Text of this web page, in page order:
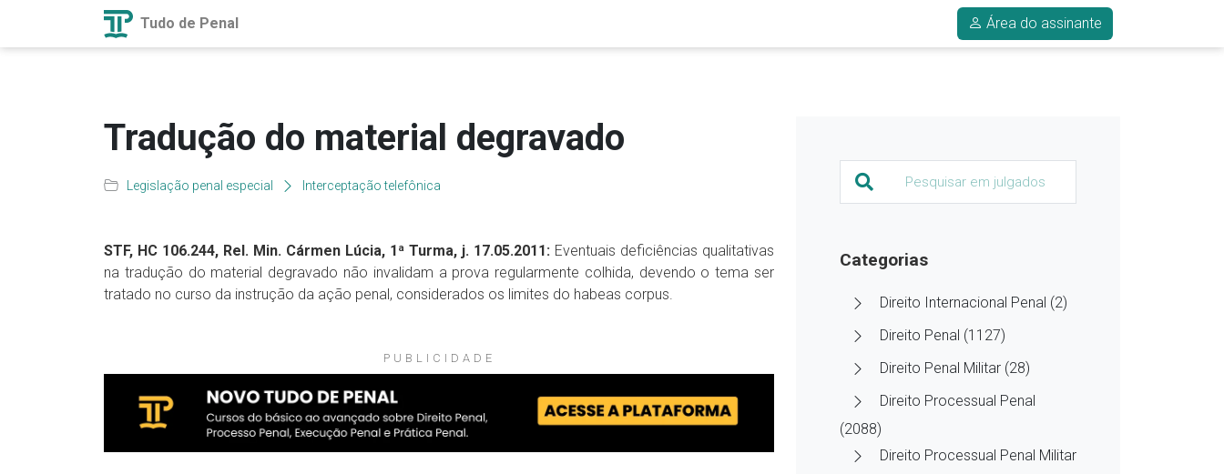
Tudo de Penal Área do assinante
Tradução do material degravado
Legislação penal especial Interceptação telefônica
STF, HC 106.244, Rel. Min. Cármen Lúcia, 1ª Turma, j. 17.05.2011: Eventuais deficiências qualitativas
na tradução do material degravado não invalidam a prova regularmente colhida, devendo o tema ser
tratado no curso da instrução da ação penal, considerados os limites do habeas corpus.
PUBLICIDADE
Categorias
Direito Internacional Penal (2)
Direito Penal (1127)
Direito Penal Militar (28)
Direito Processual Penal
(2088)
Direito Processual Penal Militar